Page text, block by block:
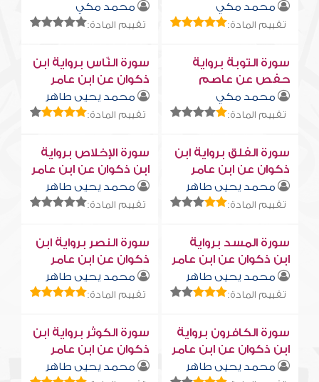
محمد مكي
تقييم المادة:
محمد مكي
تقييم المادة:
سورة التوبة برواية
حفص عن عاصم
محمد مكي
تقييم المادة:
سورة النّاس برواية ابن
ذكوان عن ابن عامر
محمد يحيى طاهر
تقييم المادة:
سورة الفلق برواية ابن
ذكوان عن ابن عامر
محمد يحيى طاهر
تقييم المادة:
سورة الإخلاص برواية
ابن ذكوان عن ابن عامر
محمد يحيى طاهر
تقييم المادة:
سورة المسد برواية
ابن ذكوان عن ابن عامر
محمد يحيى طاهر
تقييم المادة:
سورة النصر برواية ابن
ذكوان عن ابن عامر
محمد يحيى طاهر
تقييم المادة:
سورة الكافرون برواية
ابن ذكوان عن ابن عامر
محمد يحيى طاهر
سورة الكوثر برواية ابن
ذكوان عن ابن عامر
محمد يحيى طاهر